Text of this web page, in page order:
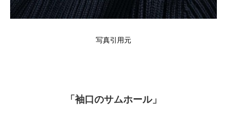
写真引用元
「袖口のサムホール」